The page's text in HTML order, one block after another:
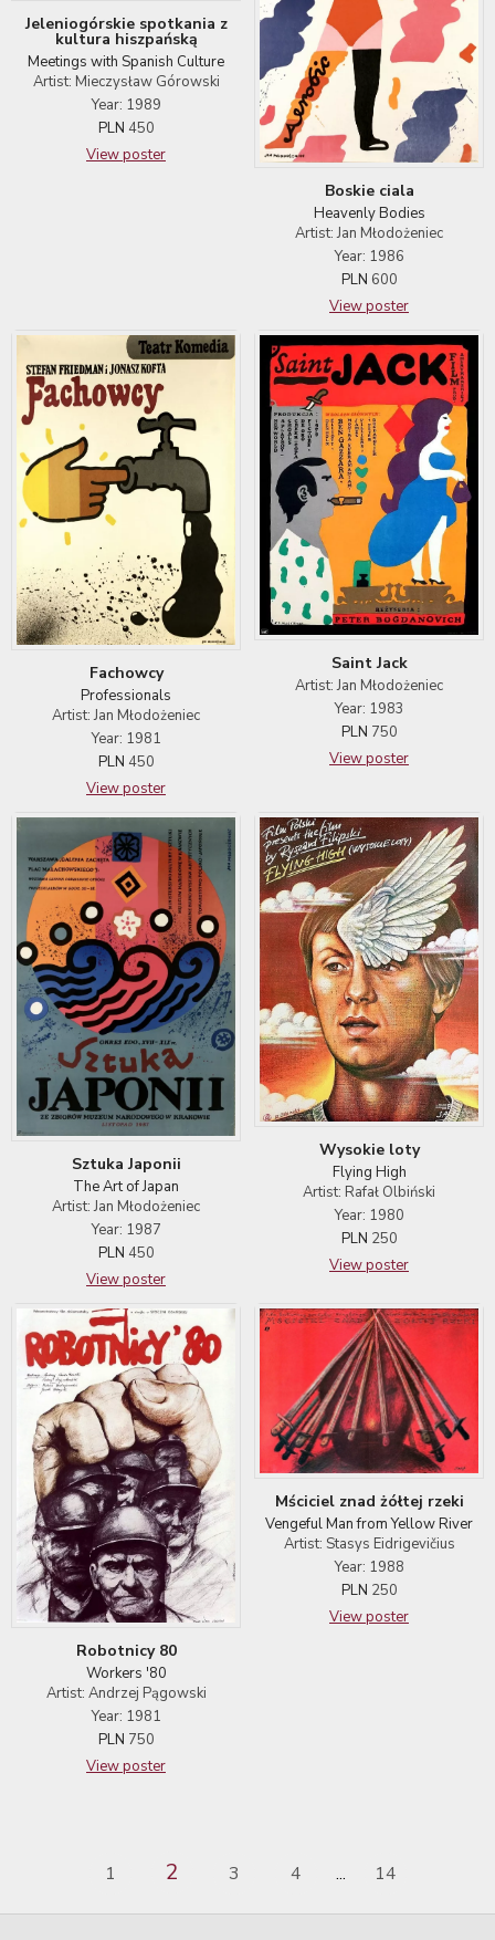
Jeleniogórskie spotkania z
kultura hiszpańską
Meetings with Spanish Culture
Artist: Mieczysław Górowski
Year: 1989
PLN 450
View poster
Boskie ciala
Heavenly Bodies
Artist: Jan Młodożeniec
Year: 1986
PLN 600
View poster
Fachowcy
Professionals
Artist: Jan Młodożeniec
Year: 1981
PLN 450
View poster
Saint Jack
Artist: Jan Młodożeniec
Year: 1983
PLN 750
View poster
Sztuka Japonii
The Art of Japan
Artist: Jan Młodożeniec
Year: 1987
PLN 450
View poster
Wysokie loty
Flying High
Artist: Rafał Olbiński
Year: 1980
PLN 250
View poster
Robotnicy 80
Workers '80
Artist: Andrzej Pągowski
Year: 1981
PLN 750
View poster
Mściciel znad żółtej rzeki
Vengeful Man from Yellow River
Artist: Stasys Eidrigevičius
Year: 1988
PLN 250
View poster
1 2 3 4 ... 14